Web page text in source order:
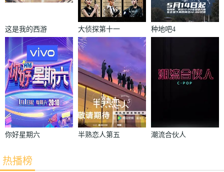
这是我的西游
大侦探第十一
季
种地吧4
你好星期六
半熟恋人第五
潮流合伙人
热播榜